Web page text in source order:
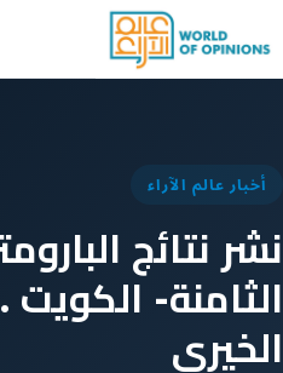
أخبار عالم الآراء
نشر نتائج
الثامنة-
الخيري